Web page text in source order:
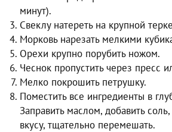
минут).
Свеклу натереть на крупной
Морковь нарезать мелкими
Орехи крупно порубить ножом.
Чеснок пропустить через пресс
Мелко покрошить петрушку.
Поместить все ингредиенты в
Заправить маслом, добавить
вкусу, тщательно перемешать.